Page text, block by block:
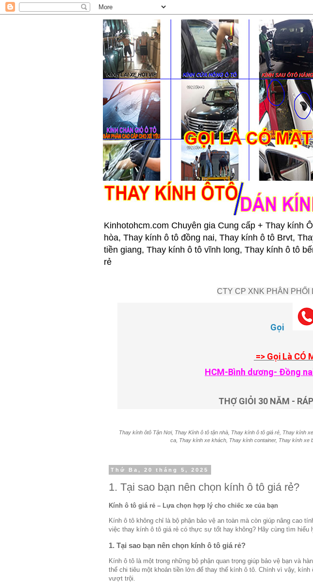
Kinhotohcm.com Chuyên gia Cung cấp + Thay kính
hòa, Thay kính ô tô đồng nai, Thay kính ô tô Brvt,
tiền giang, Thay kính ô tô vĩnh long, Thay kính ô tô
rẻ
CTY CP XNK PHÂN PHỐI
Gọi
=> Gọi Là CÓ
HCM-Bình dương- Đồng
THỢ GIỎI 30 NĂM -
Thay kính ôtô Tận Nơi, Thay Kính ô tô tận nhà, Thay kính ô tô giá rẻ, Thay kính
ca, Thay kính xe khách, Thay kính container, Thay kính xe
Thứ Ba, 20 tháng 5, 2025
1. Tại sao bạn nên chọn kính ô tô giá rẻ?
Kính ô tô giá rẻ – Lựa chọn hợp lý cho chiếc xe của bạn
Kính ô tô không chỉ là bộ phận bảo vệ an toàn mà còn giúp nâng cao
việc thay kính ô tô giá rẻ có thực sự tốt hay không? Hãy cùng tìm
1. Tại sao bạn nên chọn kính ô tô giá rẻ?
Kính ô tô là một trong những bộ phận quan trọng giúp bảo vệ bạn và
thể chi tiêu một khoản tiền lớn để thay thế kính ô tô. Chính vì vậy,
vượt trội.